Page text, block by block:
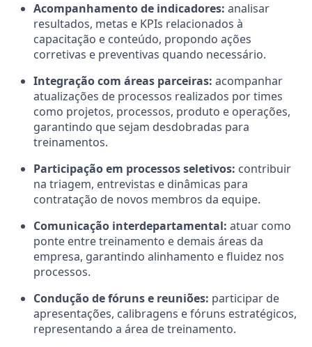
Acompanhamento de indicadores: analisar
resultados, metas e KPIs relacionados à
capacitação e conteúdo, propondo ações
corretivas e preventivas quando necessário.
Integração com áreas parceiras: acompanhar
atualizações de processos realizados por times
como projetos, processos, produto e operações,
garantindo que sejam desdobradas para
treinamentos.
Participação em processos seletivos: contribuir
na triagem, entrevistas e dinâmicas para
contratação de novos membros da equipe.
Comunicação interdepartamental: atuar como
ponte entre treinamento e demais áreas da
empresa, garantindo alinhamento e fluidez nos
processos.
Condução de fóruns e reuniões: participar de
apresentações, calibragens e fóruns estratégicos,
representando a área de treinamento.